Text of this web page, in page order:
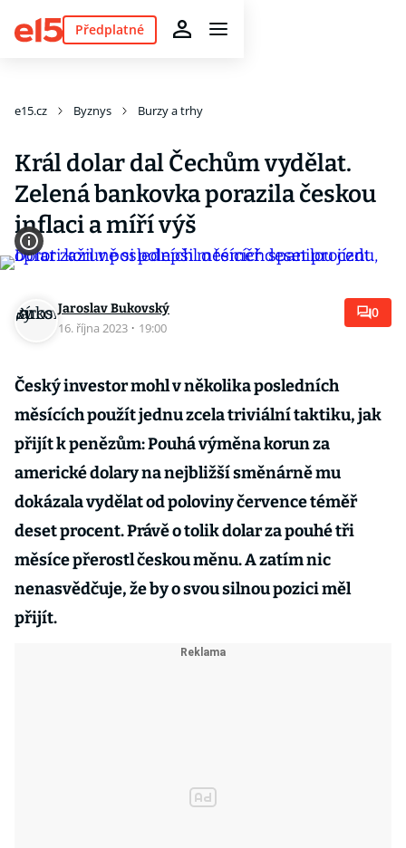
Předplatné
e15.cz Byznys Burzy a trhy
Král dolar dal Čechům vydělat.
Zelená bankovka porazila českou
inflaci a míří výš
Jaroslav Bukovský
16. října 2023 · 19:00
0
Český investor mohl v několika posledních
měsících použít jednu zcela triviální taktiku, jak
přijít k penězům: Pouhá výměna korun za
americké dolary na nejbližší směnárně mu
dokázala vydělat od poloviny července téměř
deset procent. Právě o tolik dolar za pouhé tři
měsíce přerostl českou měnu. A zatím nic
nenasvědčuje, že by o svou silnou pozici měl
přijít.